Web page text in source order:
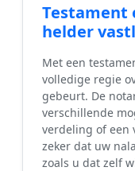
Testament
helder
Met een
volledige regie
gebeurt. De
verschillende
verdeling of een
zeker dat uw
zoals u dat zelf